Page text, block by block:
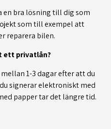
en bra lösning till dig som
som till exempel att
reparera bilen.
ett privatlån?
1-3 dagar efter att du
signerar elektroniskt med
papper tar det längre tid.